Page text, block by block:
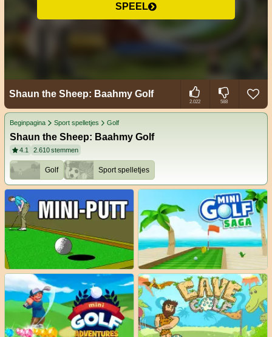
SPEEL
Shaun the Sheep: Baahmy Golf
2.022 588
Beginpagina Sport spelletjes Golf
Shaun the Sheep: Baahmy Golf
4.1 2.610stemmen
Golf Sport spelletjes